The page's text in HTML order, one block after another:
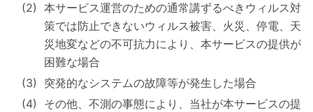
本サービス運営のための通常講ずるべきウィルス対
策では防止できないウィルス被害、火災、停電、天
災地変などの不可抗力により、本サービスの提供が
困難な場合
突発的なシステムの故障等が発生した場合
その他、不測の事態により、当社が本サービスの提